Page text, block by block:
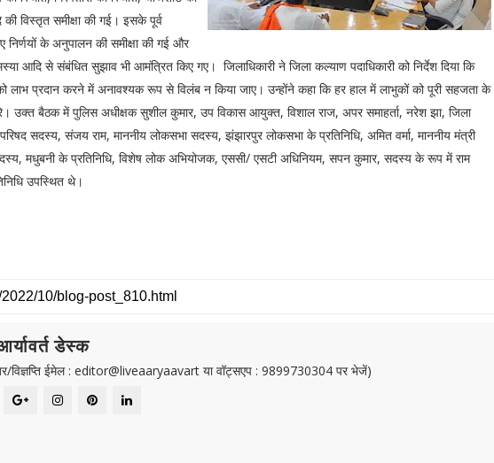
विस्तृत समीक्षा की गई। इसके पूर्व
निर्णयों के अनुपालन की समीक्षा की गई और
आदि से संबंधित सुझाव भी आमंत्रित किए गए। जिलाधिकारी ने जिला कल्याण पदाधिकारी को निर्देश दिया कि
लाभ प्रदान करने में अनावश्यक रूप से विलंब न किया जाए। उन्होंने कहा कि हर हाल में लाभुकों को पूरी सहजता के
उक्त बैठक में पुलिस अधीक्षक सुशील कुमार, उप विकास आयुक्त, विशाल राज, अपर समाहर्ता, नरेश झा, जिला
सदस्य, संजय राम, माननीय लोकसभा सदस्य, झंझारपुर लोकसभा के प्रतिनिधि, अमित वर्मा, माननीय मंत्री
सदस्य, मधुबनी के प्रतिनिधि, विशेष लोक अभियोजक, एससी/ एसटी अधिनियम, सपन कुमार, सदस्य के रूप में राम
उपस्थित थे।
डेस्क
विज्ञप्ति ईमेल : editor@liveaaryaavart या वॉट्सएप : 9899730304 पर भेजें)